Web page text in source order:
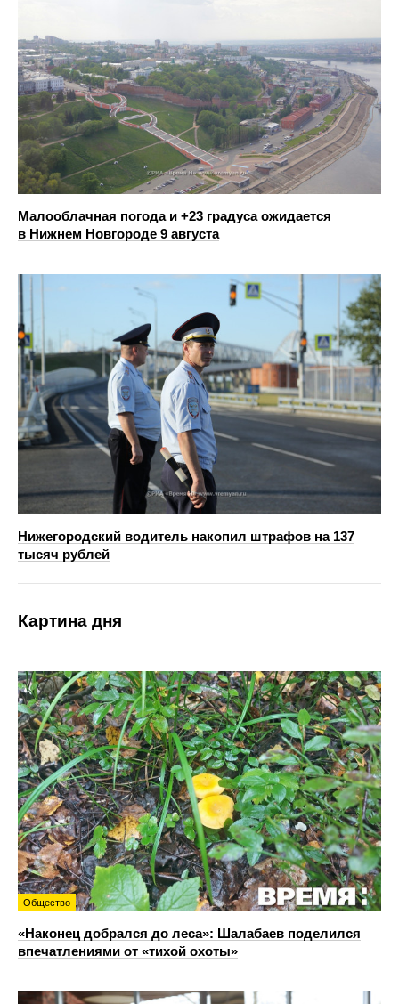
Малооблачная погода и +23 градуса ожидается
в Нижнем Новгороде 9 августа
Нижегородский водитель накопил штрафов на 137
тысяч рублей
Картина дня
Общество
«Наконец добрался до леса»: Шалабаев поделился
впечатлениями от «тихой охоты»